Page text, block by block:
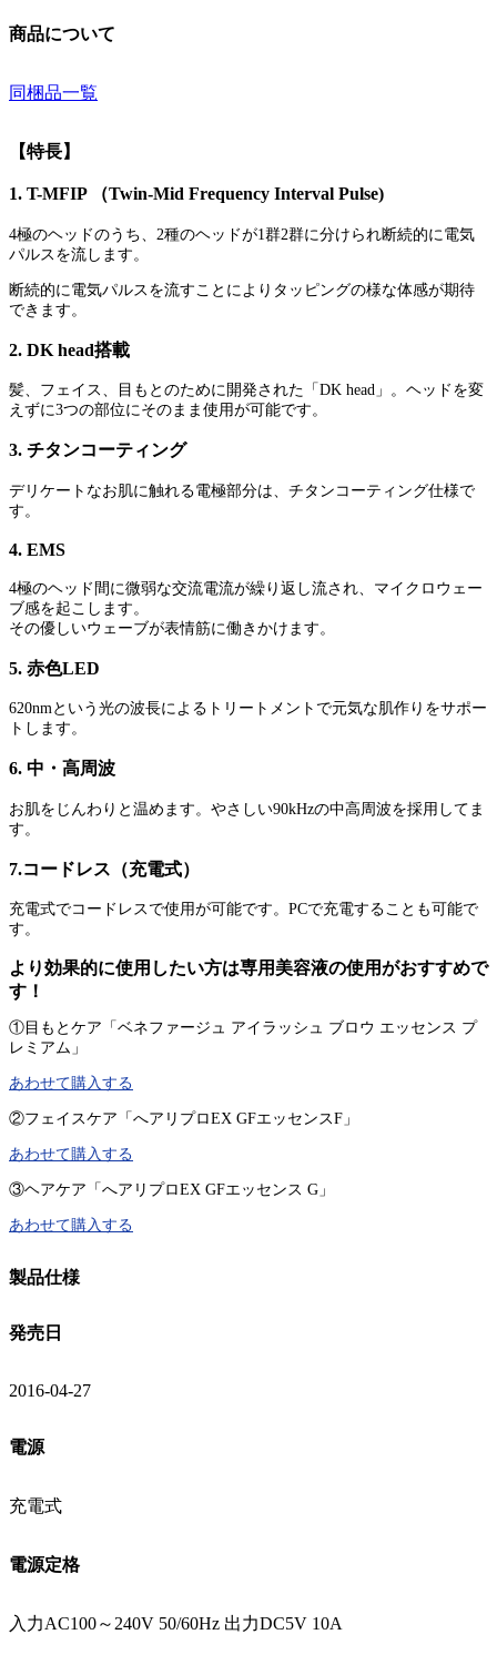
商品について
同梱品一覧
【特長】
1. T-MFIP （Twin-Mid Frequency Interval Pulse)
4極のヘッドのうち、2種のヘッドが1群2群に分けられ断続的に電気
パルスを流します。
断続的に電気パルスを流すことによりタッピングの様な体感が期待
できます。
2. DK head搭載
髪、フェイス、目もとのために開発された「DK head」。ヘッドを変
えずに3つの部位にそのまま使用が可能です。
3. チタンコーティング
デリケートなお肌に触れる電極部分は、チタンコーティング仕様で
す。
4. EMS
4極のヘッド間に微弱な交流電流が繰り返し流され、マイクロウェー
ブ感を起こします。
その優しいウェーブが表情筋に働きかけます。
5. 赤色LED
620nmという光の波長によるトリートメントで元気な肌作りをサポー
トします。
6. 中・高周波
お肌をじんわりと温めます。やさしい90kHzの中高周波を採用してま
す。
7.コードレス（充電式）
充電式でコードレスで使用が可能です。PCで充電することも可能で
す。
より効果的に使用したい方は専用美容液の使用がおすすめで
す！
①目もとケア「ベネファージュ アイラッシュ ブロウ エッセンス プ
レミアム」
あわせて購入する
②フェイスケア「へアリプロEX GFエッセンスF」
あわせて購入する
③ヘアケア「へアリプロEX GFエッセンス G」
あわせて購入する
製品仕様
発売日
2016-04-27
電源
充電式
電源定格
入力AC100～240V 50/60Hz 出力DC5V 10A